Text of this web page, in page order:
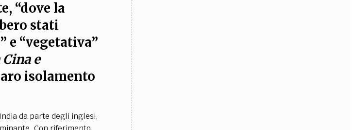
“dove la
stati
e “vegetativa”
e
isolamento
da parte degli inglesi,